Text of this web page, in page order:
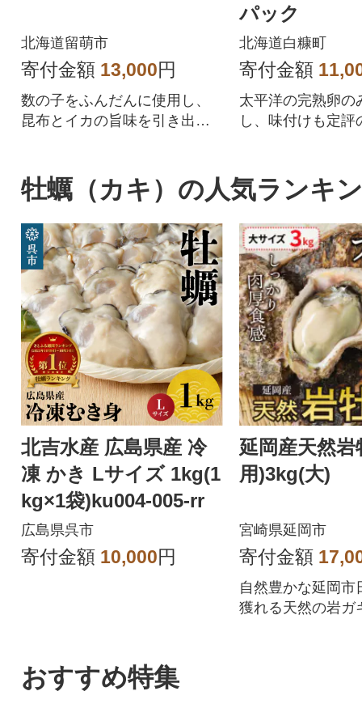
北海道留萌市
寄付金額 13,000円
数の子をふんだんに使用し、
昆布とイカの旨味を引き出す
パック
北海道白糠町
寄付金額
太平洋の完熟卵の
し、味付けも定評
牡蠣（カキ）の人気ランキ
北吉水産 広島県産 冷
凍 かき Lサイズ 1kg(1
kg×1袋)ku004-005-rr
広島県呉市
寄付金額 10,000円
延岡産天然岩
用)3kg(大)
宮崎県延岡市
寄付金額
自然豊かな延岡市
獲れる天然の岩ガ
おすすめ特集